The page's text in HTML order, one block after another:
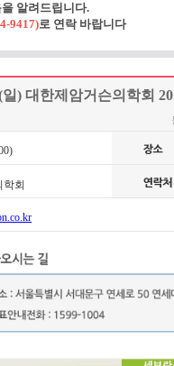
알려드립니다.
9417)로 연락 바랍니다
일) 대한제암거슨의학회
회